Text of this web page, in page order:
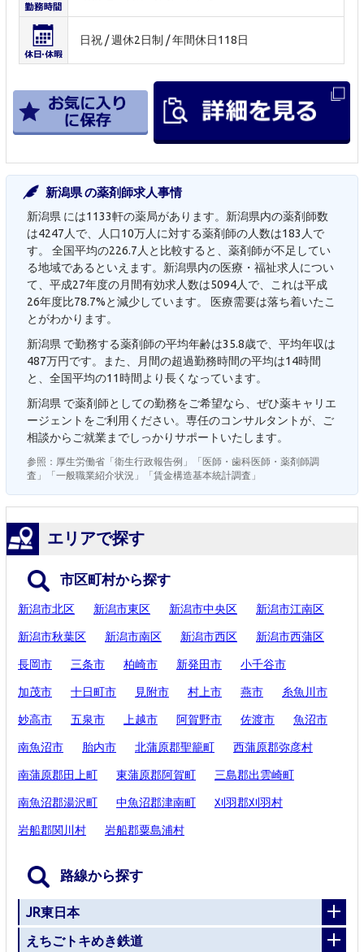
日祝 / 週休2日制 / 年間休日118日
新潟県 の薬剤師求人事情
新潟県 には1133軒の薬局があります。新潟県内の薬剤師数
は4247人で、人口10万人に対する薬剤師の人数は183人で
す。 全国平均の226.7人と比較すると、薬剤師が不足してい
る地域であるといえます。新潟県内の医療・福祉求人につい
て、平成27年度の月間有効求人数は5094人で、これは平成
26年度比78.7%と減少しています。 医療需要は落ち着いたこ
とがわかります。
新潟県 で勤務する薬剤師の平均年齢は35.8歳で、平均年収は
487万円です。また、月間の超過勤務時間の平均は14時間
と、全国平均の11時間より長くなっています。
新潟県 で薬剤師としての勤務をご希望なら、ぜひ薬キャリエ
ージェントをご利用ください。専任のコンサルタントが、ご
相談からご就業までしっかりサポートいたします。
参照：厚生労働省「衛生行政報告例」「医師・歯科医師・薬剤師調
査」「一般職業紹介状況」「賃金構造基本統計調査」
エリアで探す
市区町村から探す
新潟市北区 新潟市東区 新潟市中央区 新潟市江南区
新潟市秋葉区 新潟市南区 新潟市西区 新潟市西蒲区
長岡市 三条市 柏崎市 新発田市 小千谷市
加茂市 十日町市 見附市 村上市 燕市 糸魚川市
妙高市 五泉市 上越市 阿賀野市 佐渡市 魚沼市
南魚沼市 胎内市 北蒲原郡聖籠町 西蒲原郡弥彦村
南蒲原郡田上町 東蒲原郡阿賀町 三島郡出雲崎町
南魚沼郡湯沢町 中魚沼郡津南町 刈羽郡刈羽村
岩船郡関川村 岩船郡粟島浦村
路線から探す
JR東日本
えちごトキめき鉄道